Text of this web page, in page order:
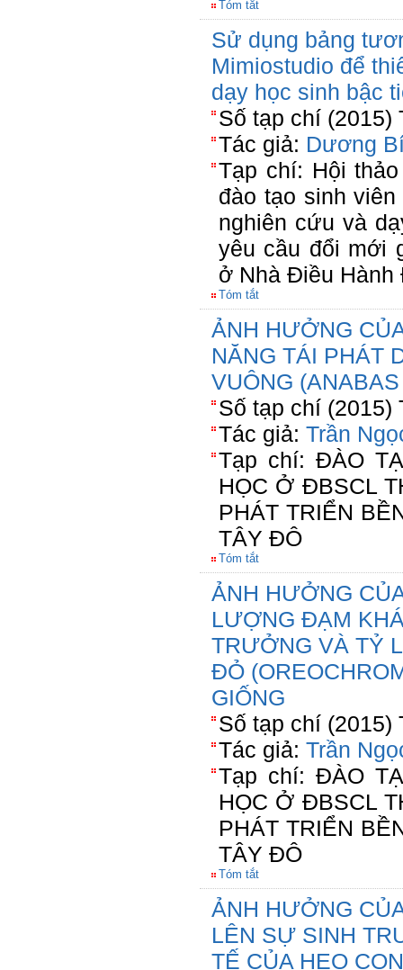
Tóm tắt
Sử dụng bảng
Mimiostudio để
dạy học sinh bậc
Số tạp chí (2015)
Tác giả: Dương
Tạp chí: Hội
đào tạo sinh
nghiên cứu và
yêu cầu đổi mới
ở Nhà Điều Hành
Tóm tắt
ẢNH HƯỞNG
NĂNG TÁI PHÁT
VUÔNG (ANABAS
Số tạp chí (2015)
Tác giả: Trần
Tạp chí: ĐÀO
HỌC Ở ĐBSCL
PHÁT TRIỂN
TÂY ĐÔ
Tóm tắt
ẢNH HƯỞNG
LƯỢNG ĐẠM
TRƯỞNG VÀ TỶ
ĐỎ
GIỐNG
Số tạp chí (2015)
Tác giả: Trần
Tạp chí: ĐÀO
HỌC Ở ĐBSCL
PHÁT TRIỂN
TÂY ĐÔ
Tóm tắt
ẢNH HƯỞNG
LÊN SỰ SINH
TẾ CỦA HEO